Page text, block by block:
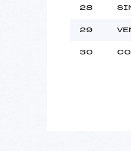
28
29
30